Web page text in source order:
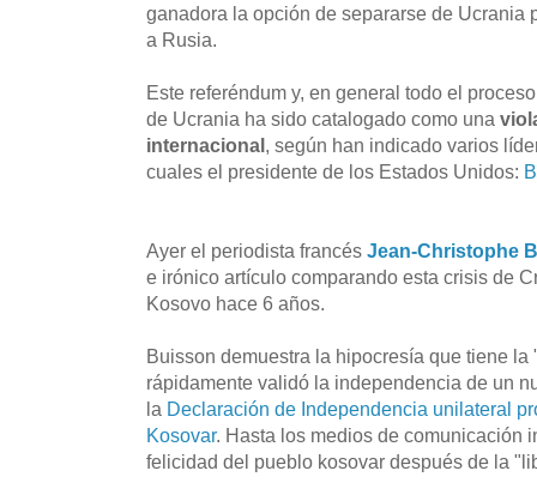
ganadora la opción de separarse de Ucrania
a Rusia.
Este referéndum y, en general todo el
de Ucrania ha sido catalogado como una
internacional, según han indicado varios
cuales el presidente de los Estados Unidos:
Ayer el periodista francés Jean-Christophe
e irónico artículo comparando esta crisis de
Kosovo hace 6 años.
Buisson demuestra la hipocresía que tiene
rápidamente validó la independencia de un
la Declaración de Independencia unilateral
Kosovar. Hasta los medios de comunicación
felicidad del pueblo kosovar después de la